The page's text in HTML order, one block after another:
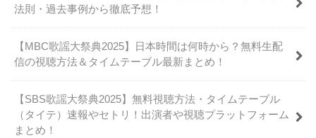
法則・過去事例から徹底予想！
【MBC歌謡大祭典2025】日本時間は何時から？無料生配
信の視聴方法＆タイムテーブル最新まとめ！
【SBS歌謡大祭典2025】無料視聴方法・タイムテーブル
（タイテ）速報やセトリ！出演者や視聴プラットフォーム
まとめ！